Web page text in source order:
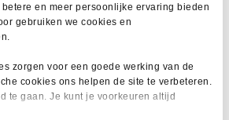
en meer persoonlijke ervaring bieden
gebruiken we cookies en
zorgen voor een goede werking van de
cookies ons helpen de site te verbeteren.
te gaan. Je kunt je voorkeuren altijd
Zadeldek Romy Roze
€36,95Oorspronkelijke
prijs
€25,00Huidige
prijs